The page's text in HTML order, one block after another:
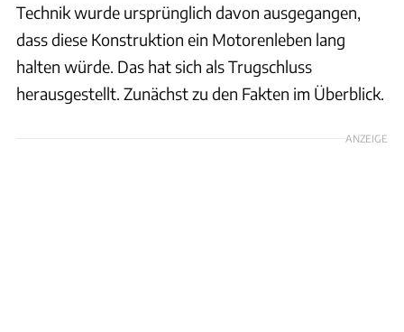
Technik wurde ursprünglich davon ausgegangen,
dass diese Konstruktion ein Motorenleben lang
halten würde. Das hat sich als Trugschluss
herausgestellt. Zunächst zu den Fakten im Überblick.
ANZEIGE